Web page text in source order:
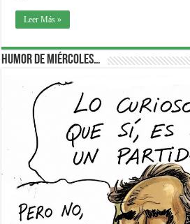
Leer Más »
Humor de Miércoles…